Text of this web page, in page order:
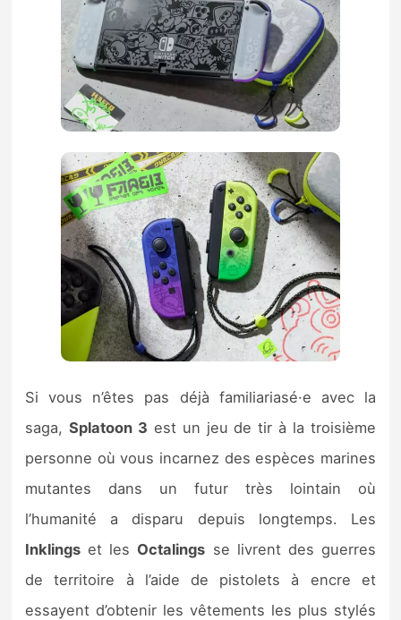
Si vous n’êtes pas déjà familiariasé·e avec la
saga,Splatoon 3 est un jeu de tir à la troisième
personne où vous incarnez des espèces marines
mutantes dans un futur très lointain où
l’humanité a disparu depuis longtemps. Les
Inklings et les Octalings se livrent des guerres
de territoire à l’aide de pistolets à encre et
essayent d’obtenir les vêtements les plus stylés